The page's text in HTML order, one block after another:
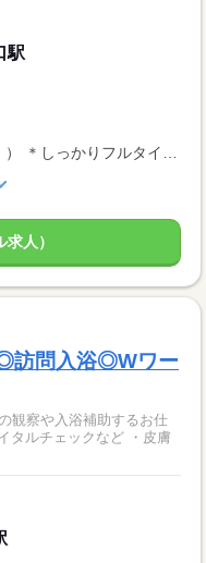
駅
【シフト制】単発OK（1日〜OK！） ＊しっかりフルタイム勤務で働きたい方 ＊単発や固定シフトもOK！ ＊扶養内勤務・WワークもOK！
人）
訪問入浴◎Wワー
観察や入浴補助するお仕
タルチェックなど ・皮膚